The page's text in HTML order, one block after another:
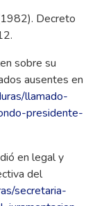
Decreto
sobre su
ausentes en
llamado-
presidente-
en legal y
del
secretaria-